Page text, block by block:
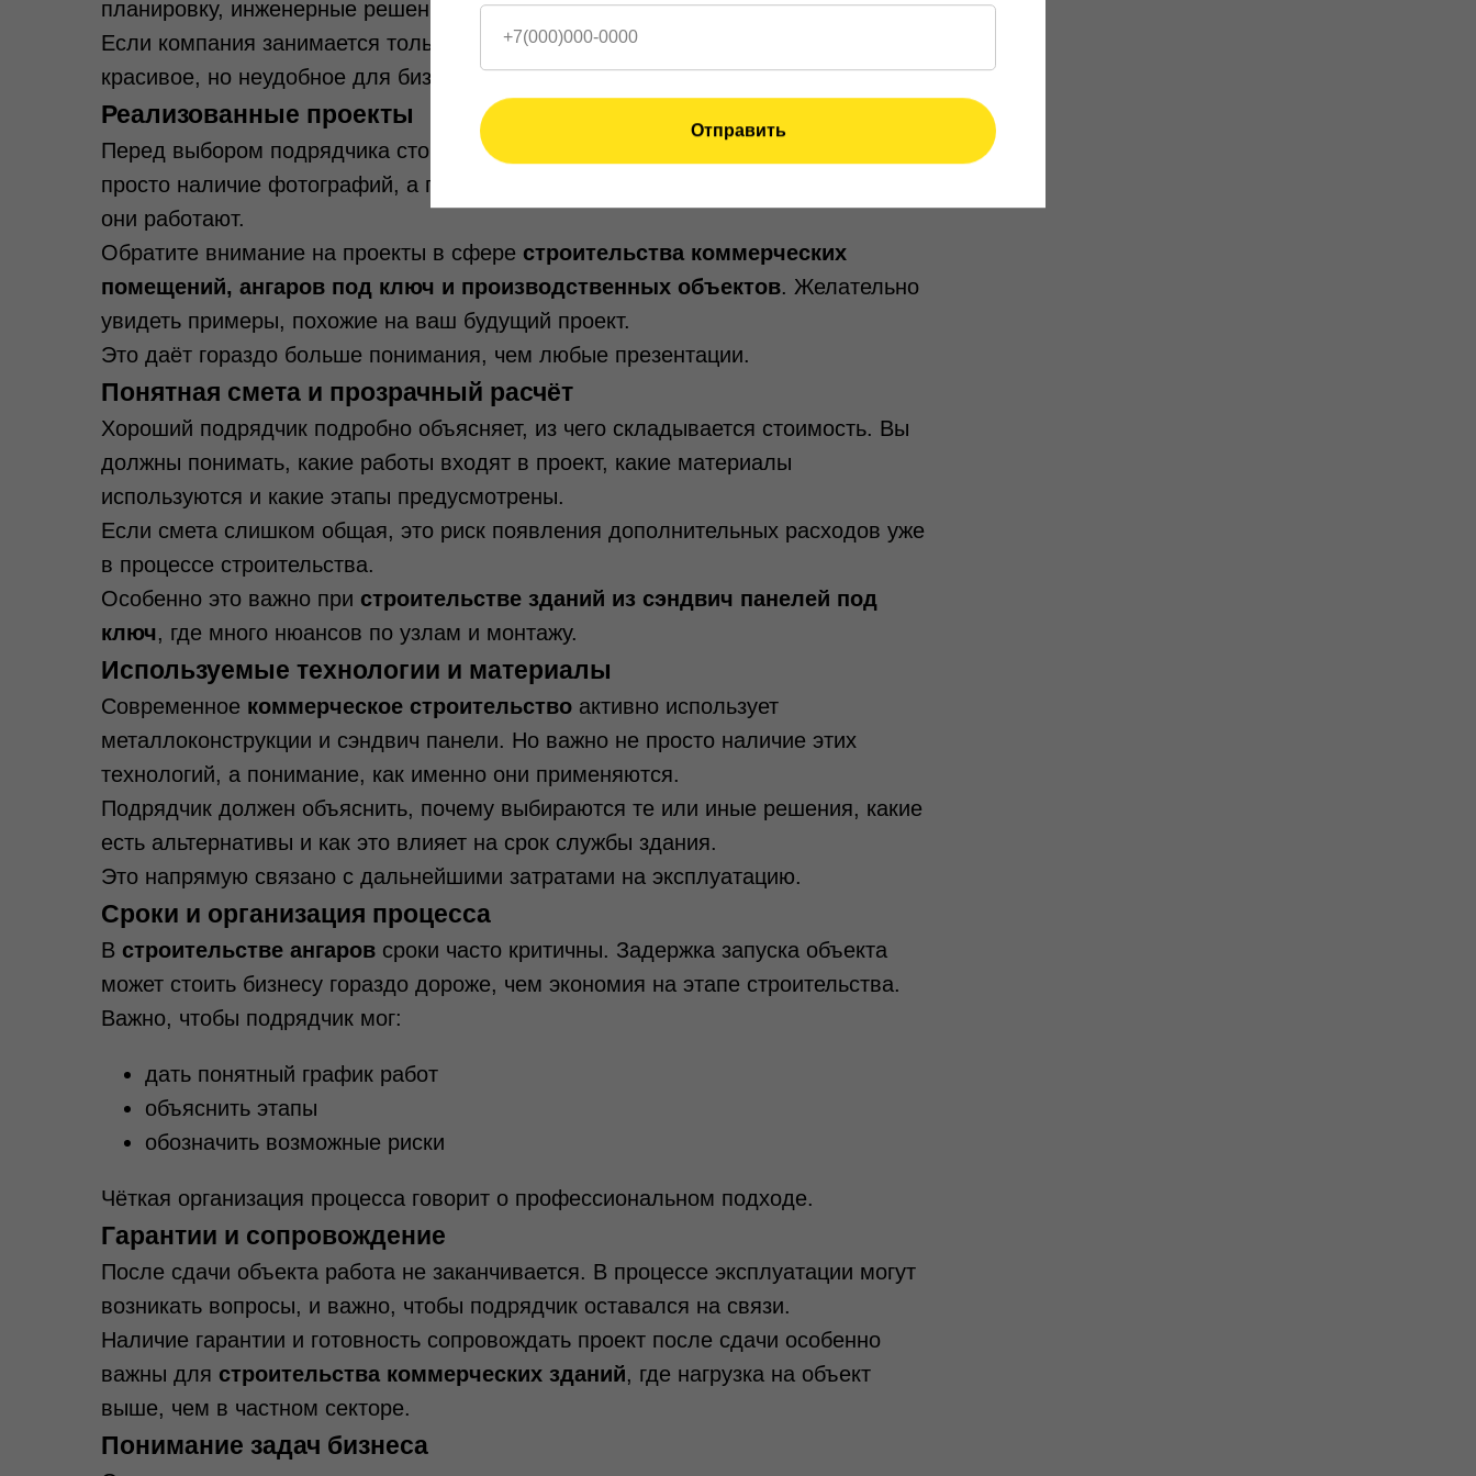
планировку, инженерные решения и долговечность конструкции.
Если компания занимается только частными домами, есть риск получить
красивое, но неудобное для бизнеса здание.
Реализованные проекты
Перед выбором подрядчика стоит посмотреть реальные объекты. Важно не
просто наличие фотографий, а понимание, какие здания уже построены и как
они работают.
Обратите внимание на проекты в сфере строительства коммерческих
помещений, ангаров под ключ и производственных объектов. Желательно
увидеть примеры, похожие на ваш будущий проект.
Это даёт гораздо больше понимания, чем любые презентации.
Понятная смета и прозрачный расчёт
Хороший подрядчик подробно объясняет, из чего складывается стоимость. Вы
должны понимать, какие работы входят в проект, какие материалы
используются и какие этапы предусмотрены.
Если смета слишком общая, это риск появления дополнительных расходов уже
в процессе строительства.
Особенно это важно при строительстве зданий из сэндвич панелей под
ключ, где много нюансов по узлам и монтажу.
Используемые технологии и материалы
Современное коммерческое строительство активно использует
металлоконструкции и сэндвич панели. Но важно не просто наличие этих
технологий, а понимание, как именно они применяются.
Подрядчик должен объяснить, почему выбираются те или иные решения, какие
есть альтернативы и как это влияет на срок службы здания.
Это напрямую связано с дальнейшими затратами на эксплуатацию.
Сроки и организация процесса
В строительстве ангаров сроки часто критичны. Задержка запуска объекта
может стоить бизнесу гораздо дороже, чем экономия на этапе строительства.
Важно, чтобы подрядчик мог:
дать понятный график работ
объяснить этапы
обозначить возможные риски
Чёткая организация процесса говорит о профессиональном подходе.
Гарантии и сопровождение
После сдачи объекта работа не заканчивается. В процессе эксплуатации могут
возникать вопросы, и важно, чтобы подрядчик оставался на связи.
Наличие гарантии и готовность сопровождать проект после сдачи особенно
важны для строительства коммерческих зданий, где нагрузка на объект
выше, чем в частном секторе.
Понимание задач бизнеса
Отправить